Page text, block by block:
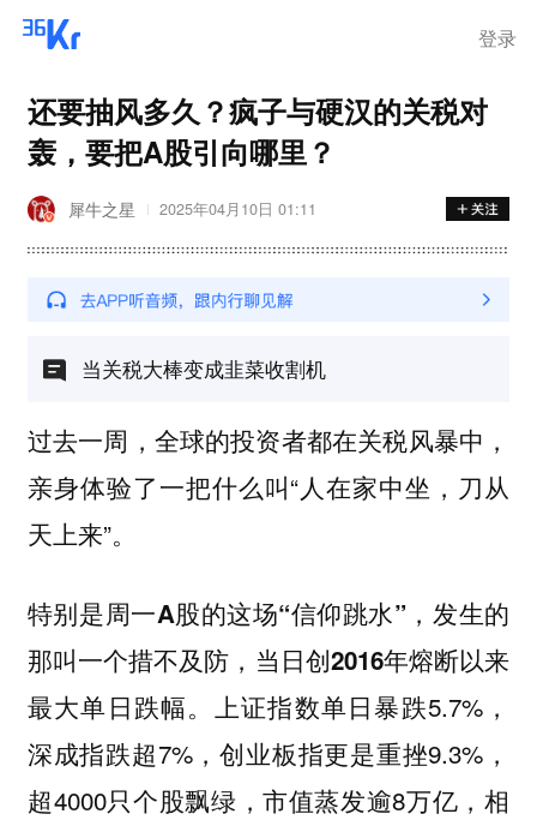
登录
还要抽风多久？疯子与硬汉的关税对
轰，要把A股引向哪里？
犀牛之星 2025年04月10日 01:11
当关税大棒变成韭菜收割机
过去一周，全球的投资者都在关税风暴中，
亲身体验了一把什么叫“人在家中坐，刀从
天上来”。
特别是周一A股的这场“信仰跳水”，发生的
那叫一个措不及防，当日创2016年熔断以来
最大单日跌幅。 上证指数单日暴跌5.7%，
深成指跌超7%，创业板指更是重挫9.3%，
超4000只个股飘绿，市值蒸发逾8万亿，相